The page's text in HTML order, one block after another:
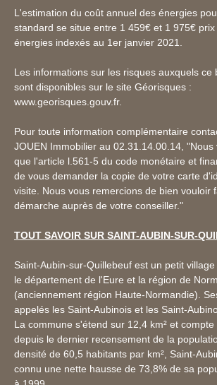
L'estimation du coût annuel des énergies
standard se situe entre 1 459€ et 1 975€
énergies indexés au 1er janvier 2021.
Les informations sur les risques auxquels ce
sont disponibles sur le site Géorisques :
www.georisques.gouv.fr.
Pour toute information complémentaire
JOUEN Immobilier au 02.31.14.00.14,
que l'article l.561-5 du code monétaire et
de vous demander la copie de votre carte
visite. Nous vous remercions de bien vouloir
démarche auprès de votre conseiller."
TOUT SAVOIR SUR SAINT-AUBIN-SUR-
Saint-Aubin-sur-Quillebeuf est un petit
le département de l'Eure et la région de
(anciennement région Haute-Normandie).
appelés les Saint-Aubinois et les Saint-
La commune s'étend sur 12,4 km² et
depuis le dernier recensement de la
densité de 60,5 habitants par km², Saint-
connu une nette hausse de 73,8% de sa